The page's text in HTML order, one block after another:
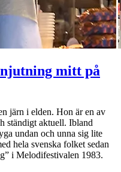
mitt på
järn i elden. Hon är en av
ständigt aktuell. Ibland
undan och unna sig lite
hela svenska folket sedan
i Melodifestivalen 1983.